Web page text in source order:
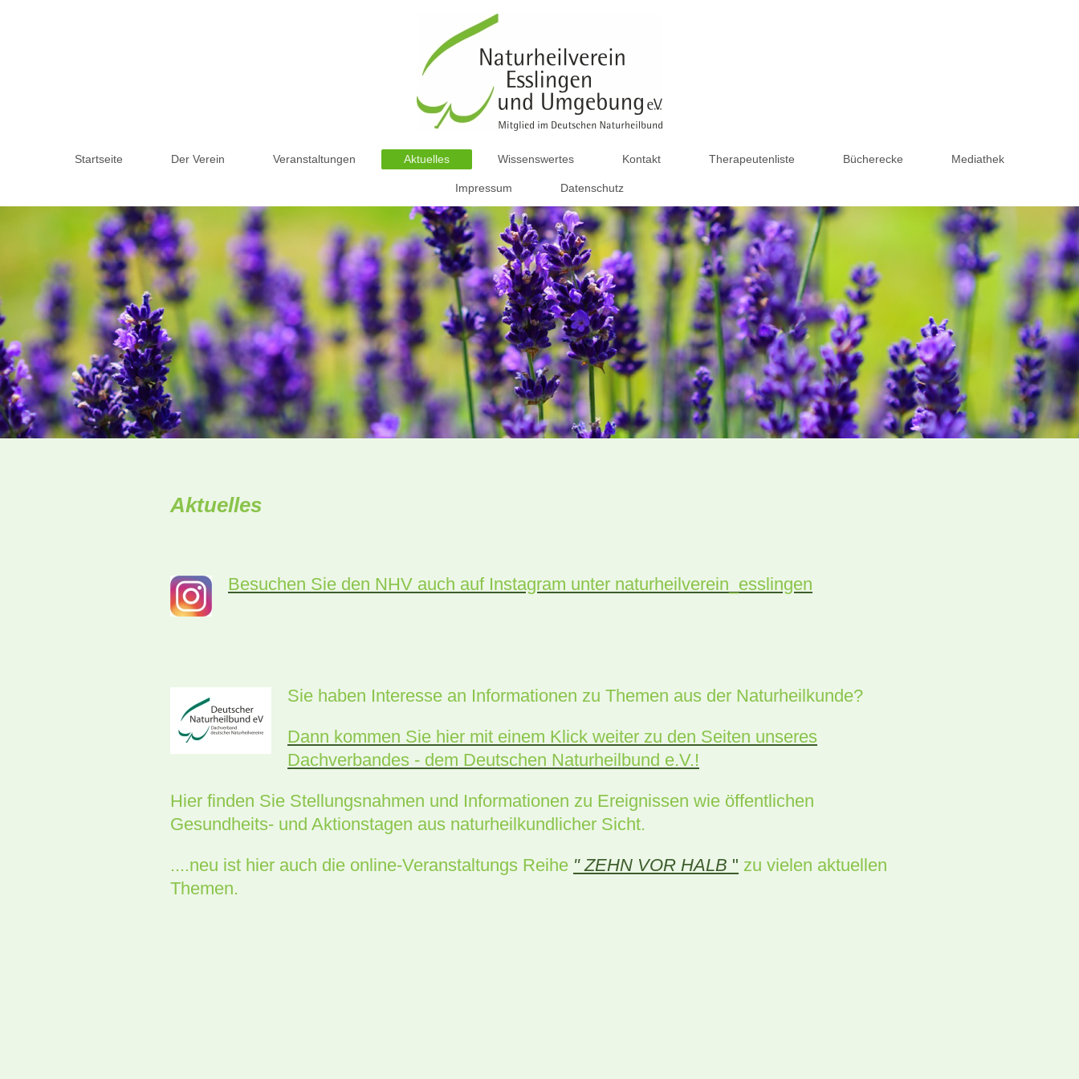
Startseite Der Verein Veranstaltungen Aktuelles Wissenswertes Kontakt Therapeutenliste Bücherecke Mediathek
Impressum Datenschutz
Aktuelles
Besuchen Sie den NHV auch auf Instagram unter naturheilverein_esslingen
Sie haben Interesse an Informationen zu Themen aus der Naturheilkunde?
Dann kommen Sie hier mit einem Klick weiter zu den Seiten unseres
Dachverbandes - dem Deutschen Naturheilbund e.V.!
Hier finden Sie Stellungsnahmen und Informationen zu Ereignissen wie öffentlichen
Gesundheits- und Aktionstagen aus naturheilkundlicher Sicht.
....neu ist hier auch die online-Veranstaltungs Reihe " ZEHN VOR HALB " zu vielen aktuellen
Themen.